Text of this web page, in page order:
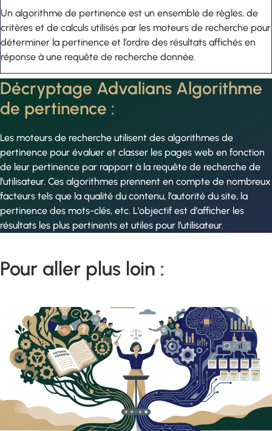
Un algorithme de pertinence est un ensemble de règles, de
critères et de calculs utilisés par les moteurs de recherche pour
déterminer la pertinence et l’ordre des résultats affichés en
réponse à une requête de recherche donnée.
Décryptage Advalians Algorithme
de pertinence :
Les moteurs de recherche utilisent des algorithmes de
pertinence pour évaluer et classer les pages web en fonction
de leur pertinence par rapport à la requête de recherche de
l’utilisateur. Ces algorithmes prennent en compte de nombreux
facteurs tels que la qualité du contenu, l’autorité du site, la
pertinence des mots-clés, etc. L’objectif est d’afficher les
résultats les plus pertinents et utiles pour l’utilisateur.
Pour aller plus loin :